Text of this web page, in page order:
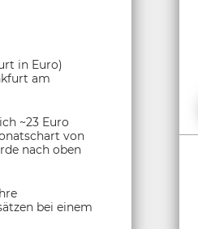
in Euro)
am
~23 Euro
von
nach oben
bei einem